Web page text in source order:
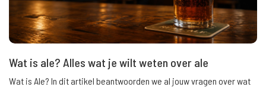
Wat is ale? Alles wat je wilt weten over ale
Wat is Ale? In dit artikel beantwoorden we al jouw vragen over wat